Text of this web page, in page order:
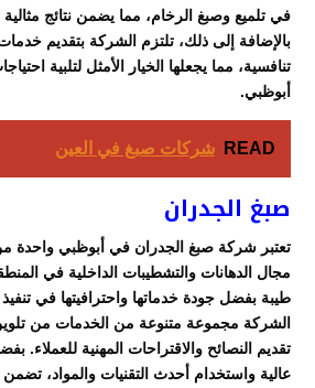
في تلميع وصبغ الرخام، مما يضمن نتائج مثالية
بالإضافة إلى ذلك، تلتزم الشركة بتقديم خدمات
تنافسية، مما يجعلها الخيار الأمثل لتلبية
أبوظبي.
READ شركات صبغ في العين
صبغ الجدران
تعتبر شركة صبغ الجدران في أبوظبي واحدة
مجال الدهانات والتشطيبات الداخلية في
طيبة بفضل جودة خدماتها واحترافيتها في
الشركة مجموعة متنوعة من الخدمات من
تقديم النصائح والاقتراحات المهنية
عالية واستخدام أحدث التقنيات والمواد،